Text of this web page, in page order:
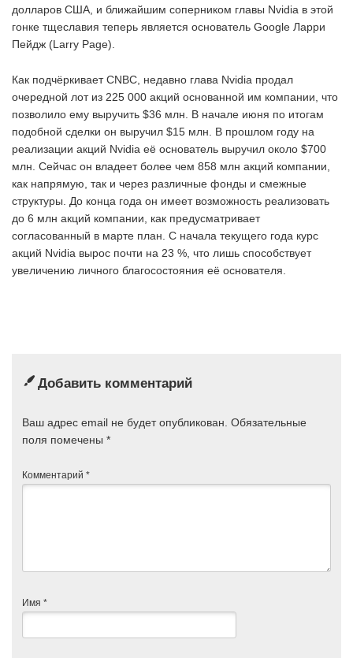
долларов США, и ближайшим соперником главы Nvidia в этой
гонке тщеславия теперь является основатель Google Ларри
Пейдж (Larry Page).
Как подчёркивает CNBC, недавно глава Nvidia продал
очередной лот из 225 000 акций основанной им компании, что
позволило ему выручить $36 млн. В начале июня по итогам
подобной сделки он выручил $15 млн. В прошлом году на
реализации акций Nvidia её основатель выручил около $700
млн. Сейчас он владеет более чем 858 млн акций компании,
как напрямую, так и через различные фонды и смежные
структуры. До конца года он имеет возможность реализовать
до 6 млн акций компании, как предусматривает
согласованный в марте план. С начала текущего года курс
акций Nvidia вырос почти на 23 %, что лишь способствует
увеличению личного благосостояния её основателя.
Добавить комментарий
Ваш адрес email не будет опубликован. Обязательные
поля помечены *
Комментарий *
Имя *